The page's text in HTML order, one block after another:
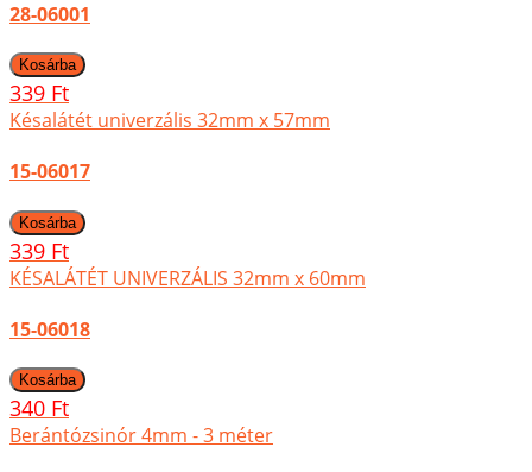
28-06001
339 Ft
Késalátét univerzális 32mm x 57mm
15-06017
339 Ft
KÉSALÁTÉT UNIVERZÁLIS 32mm x 60mm
15-06018
340 Ft
Berántózsinór 4mm - 3 méter